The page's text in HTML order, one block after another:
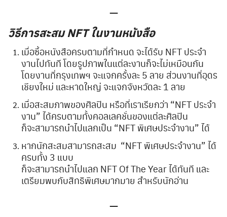
—
วิธีการสะสม NFT ในงานหนังสือ
เมื่อซื้อหนังสือครบตามที่กำหนด จะได้รับ NFT ประจำ
งานไปทันที โดยรูปภาพในแต่ละงานก็จะไม่เหมือนกัน
โดยงานที่กรุงเทพฯ จะแจกครั้งละ 5 ลาย ส่วนงานที่อุดร
เชียงใหม่ และหาดใหญ่ จะแจกจังหวัดละ 1 ลาย
เมื่อสะสมภาพของศิลปิน หรือที่เราเรียกว่า “NFT ประจำ
งาน” ได้ครบตามทั้งคอลเลคชั่นของแต่ละศิลปิน
ก็จะสามารถนำไปแลกเป็น “NFT พิเศษประจำงาน” ได้
หากนักสะสมสามารถสะสม “NFT พิเศษประจำงาน” ได้
ครบทั้ง 3 แบบ
ก็จะสามารถนำไปแลก NFT Of The Year ได้ทันที และ
เตรียมพบกับสิทธิพิเศษมากมาย สำหรับนักอ่าน
—